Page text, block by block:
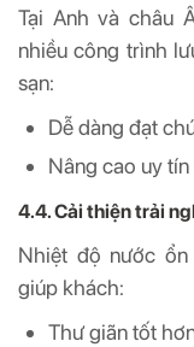
Tại Anh và châu
nhiều công trình
sạn:
Dễ dàng đạt
Nâng cao uy
4.4. Cải thiện trải
Nhiệt độ nước
giúp khách:
Thư giãn tốt